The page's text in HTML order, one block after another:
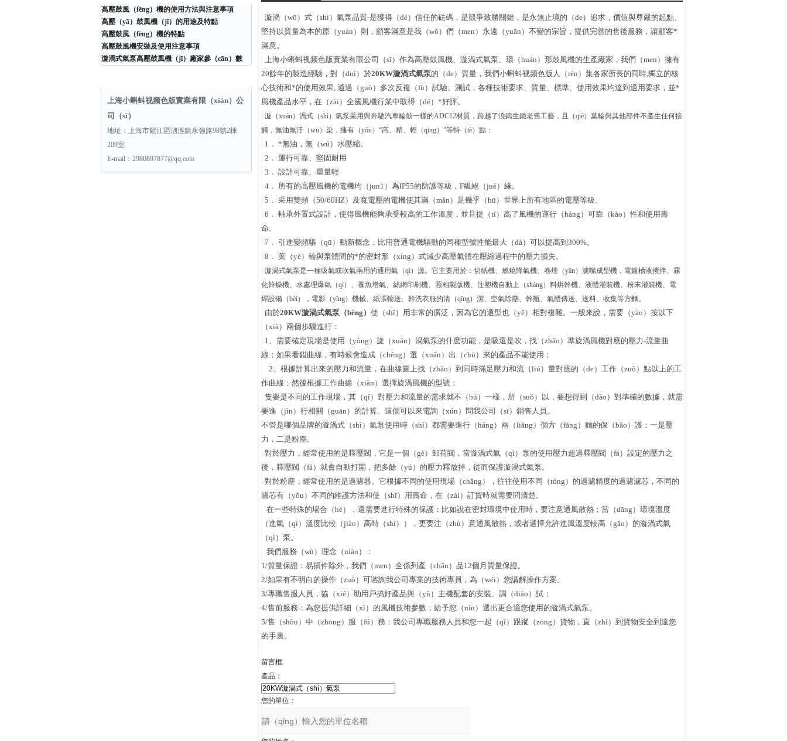
高壓鼓風（fēng）機的使用方法與注意事項
高壓（yā）鼓風機（jī）的用途及特點
高壓鼓風（fēng）機的特點
高壓鼓風機安裝及使用注意事項
漩渦式氣泵高壓鼓風機（jī）廠家參（cān）數
上海小蝌蚪视频色版實業有限（xiàn）公
司（sī）
地址：上海市鬆江區泗涇鎮永強路98號2棟
209室
E-mail：2980897877@qq.com
漩渦（wō）式（shì）氣泵品質-是獲得（dé）信任的砝碼，是競爭致勝關鍵，是永無止境的（de）追求，價值與尊嚴的起點、
堅持以質量為本的原（yuán）則，顧客滿意是我（wǒ）們（men）永遠（yuǎn）不變的宗旨，提供完善的售後服務，讓顧客*
滿意。
上海小蝌蚪视频色版實業有限公司（sī）作為高壓鼓風機、漩渦式氣泵、環（huán）形鼓風機的生產廠家，我們（men）擁有
20餘年的製造經驗，對（duì）於20KW漩渦式氣泵的（de）質量，我們小蝌蚪视频色版人（rén）集各家所長的同時,獨立的核
心技術和*的使用效果, 通過（guò）多次反複（fù）試驗、測試，各種技術要求、質量、標準、使用效果均達到適用要求，並*
風機產品水平，在（zài）全國風機行業中取得（dé）*好評。
漩（xuán）渦式（shì）氣泵采用與奔馳汽車輪鼓一樣的ADC12材質，跨越了澆鑄生鐵老舊工藝，且（qiě）葉輪與其他部件不產生任何接
觸，無油無汙（wū）染，擁有（yǒu）“高、精、輕（qīng）”等特（tè）點：
1． *無油，無（wú）水壓縮。
2． 運行可靠、堅固耐用
3． 設計可靠、重量輕
4． 所有的高壓風機的電機均（jun1）為IP55的防護等級，F級絕（jué）緣。
5． 采用雙頻（50/60HZ）及寬電壓的電機使其滿（mǎn）足幾乎（hū）世界上所有地區的電壓等級。
6． 軸承外置式設計，使得風機能夠承受較高的工作溫度，並且提（tí）高了風機的運行（háng）可靠（kào）性和使用壽
命。
7． 引進變頻驅（qū）動新概念，比用普通電機驅動的同種型號性能最大（dà）可以提高到300%。
8． 葉（yè）輪與泵體間的*的密封形（xíng）式減少高壓氣體在壓縮過程中的壓力損失。
漩渦式氣泵是一種吸氣或吹氣兩用的通用氣（qì）源。它主要用於：切紙機、燃燒降氣機、卷煙（yān）濾嘴成型機，電鍍槽液攪拌、霧
化幹燥機、水處理爆氣（qì）、養魚增氣、絲網印刷機、照相製版機、注塑機自動上（shàng）料烘幹機、液體灌裝機、粉末灌裝機、電
焊設備（bèi），電影（yǐng）機械、紙張輸送、幹洗衣服的清（qīng）潔、空氣除塵、幹瓶、氣體傳送、送料、收集等方麵。
由於20KW漩渦式氣泵（bèng） 使（shǐ）用非常的廣泛，因為它的選型也（yě）相對複雜。一般來說，需要（yào）按以下
（xià）兩個步驟進行：
1、需要確定現場是使用（yòng）旋（xuán）渦氣泵的什麽功能，是吸還是吹，找（zhǎo）準旋渦風機對應的壓力-流量曲
線；如果看錯曲線，有時候會造成（chéng）選（xuǎn）出（chū）來的產品不能使用；
2、根據計算出來的壓力和流量，在曲線圖上找（zhǎo）到同時滿足壓力和流（liú）量對應的（de）工作（zuò）點以上的工
作曲線；然後根據工作曲線（xiàn）選擇旋渦風機的型號；
隻要是不同的工作現場，其（qí）對壓力和流量的需求就不（bú）一樣，所（suǒ）以，要想得到（dào）對準確的數據，就需
要進（jìn）行相關（guān）的計算。這個可以來電詢（xún）問我公司（sī）銷售人員。
不管是哪個品牌的漩渦式（shì）氣泵使用時（shí）都需要進行（háng）兩（liǎng）個方（fāng）麵的保（bǎo）護：一是壓
力，二是粉塵。
對於壓力，經常使用的是釋壓閥，它是一個（gè）卸荷閥，當漩渦式氣（qì）泵的使用壓力超過釋壓閥（fá）設定的壓力之
後，釋壓閥（fá）就會自動打開，把多餘（yú）的壓力釋放掉，從而保護漩渦式氣泵。
對於粉塵，經常使用的是過濾器。它根據不同的使用現場（chǎng），往往使用不同（tóng）的過濾精度的過濾濾芯，不同的
濾芯有（yǒu）不同的維護方法和使（shǐ）用壽命，在（zài）訂貨時就需要問清楚。
在一些特殊的場合（hé），還需要進行特殊的保護：比如說在密封環境中使用時，要注意通風散熱；當（dāng）環境溫度
（進氣（qì）溫度比較（jiào）高時（shí）），更要注（zhù）意通風散熱，或者選擇允許進風溫度較高（gāo）的漩渦式氣
（qì）泵。
我們服務（wù）理念（niàn）：
1/質量保證：易損件除外，我們（men）全係列產（chǎn）品12個月質量保證。
2/如果有不明白的操作（zuò）可谘詢我公司專業的技術專員，為（wéi）您講解操作方案。
3/專職售服人員，協（xié）助用戶搞好產品與（yǔ）主機配套的安裝、調（diào）試；
4/售前服務：為您提供詳細（xì）的風機技術參數，給予您（nín）選出更合適您使用的漩渦式氣泵。
5/售（shòu）中（zhōng）服（fú）務：我公司專職服務人員和您一起（qǐ）跟蹤（zōng）貨物，直（zhí）到貨物安全到達您
的手裏。
留言框
產品：
您的單位：